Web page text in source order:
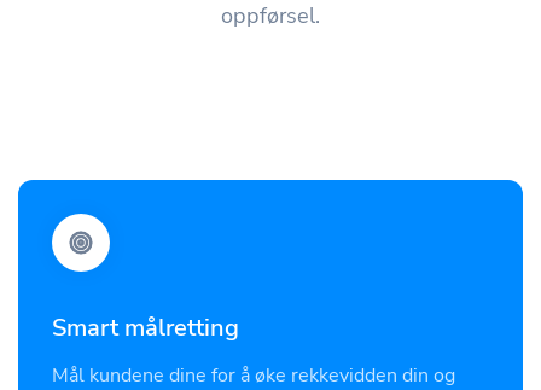
oppførsel.
Smart målretting
Mål kundene dine for å øke rekkevidden din og